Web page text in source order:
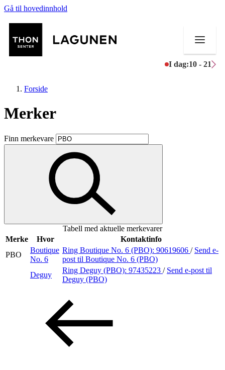
Gå til hovedinnhold
I dag:10 - 21
Butikker
Mat og drikke
Aktiviteter
Inspirasjon
Søk
Åpningstider
Forside
Merker
Finn merkevare
Tabell med aktuelle merkevarer
Merke
Hvor
Kontaktinfo
PBO
Boutique
No. 6
Ring Boutique No. 6 (PBO): 90619606 / Send e-
post til Boutique No. 6 (PBO)
Deguy
Ring Deguy (PBO): 97435223 / Send e-post til
Deguy (PBO)